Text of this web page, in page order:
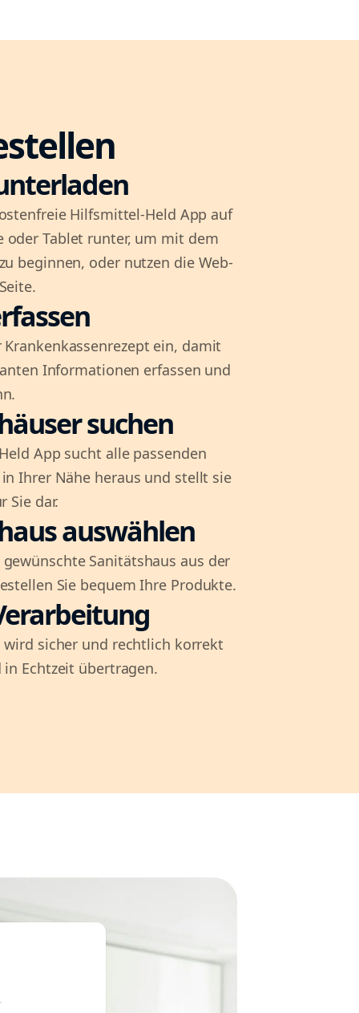
Hilfsmittel-Held App auf
oder Tablet runter, um mit dem
beginnen, oder nutzen die Web-
Krankenkassenrezept ein, damit
Informationen erfassen und
suchen
App sucht alle passenden
Ihrer Nähe heraus und stellt sie
Sie dar.
auswählen
gewünschte Sanitätshaus aus der
Sie bequem Ihre Produkte.
sicher und rechtlich korrekt
Echtzeit übertragen.